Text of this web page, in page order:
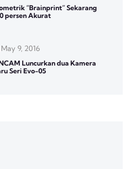
“Brainprint” Sekarang
persen Akurat
May 9, 2016
Luncurkan dua Kamera
Seri Evo-05